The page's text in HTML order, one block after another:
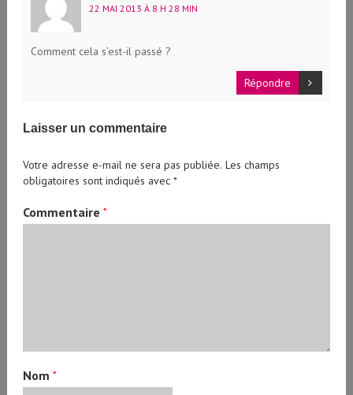
22 MAI 2013 À 8 H 28 MIN
Comment cela s’est-il passé ?
Répondre
Laisser un commentaire
Votre adresse e-mail ne sera pas publiée. Les champs
obligatoires sont indiqués avec*
Commentaire*
Nom*